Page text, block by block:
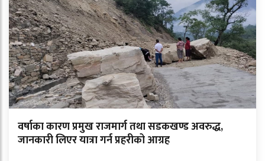
वर्षाका कारण प्रमुख राजमार्ग तथा सडकखण्ड अवरुद्ध,
जानकारी लिएर यात्रा गर्न प्रहरीको आग्रह